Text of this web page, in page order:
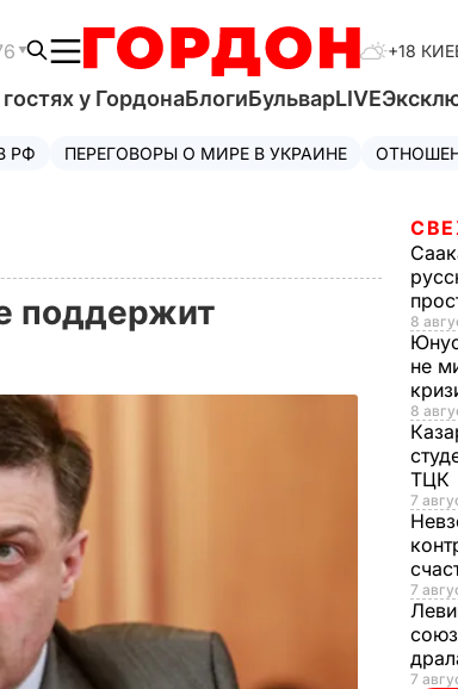
+18
у ГордонаБлогиБульварLIVE
РФ ПЕРЕГОВОРЫ О МИРЕ В УКРАИНЕ
поддержит
8
не
8
ТЦК
7
7
7